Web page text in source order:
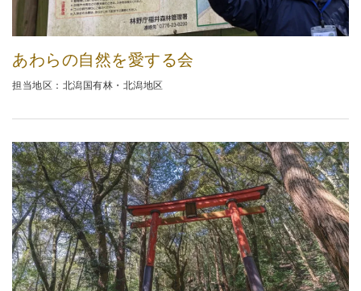
あわらの自然を愛する会
担当地区：北潟国有林・北潟地区